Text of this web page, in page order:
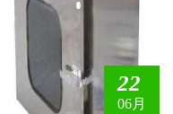
22
06月